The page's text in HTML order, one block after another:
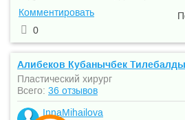
Комментировать
0
Алибеков Кубанычбек
Пластический хирург
Всего: 36 отзывов
InnaMihailova